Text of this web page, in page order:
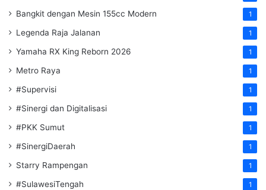
Bangkit dengan Mesin 155cc Modern 1
Legenda Raja Jalanan 1
Yamaha RX King Reborn 2026 1
Metro Raya 1
#Supervisi 1
#Sinergi dan Digitalisasi 1
#PKK Sumut 1
#SinergiDaerah 1
Starry Rampengan 1
#SulawesiTengah 1